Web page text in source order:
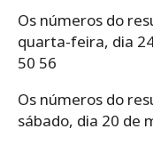
Os números do
quarta-feira, dia
50 56
Os números do
sábado, dia 20 de